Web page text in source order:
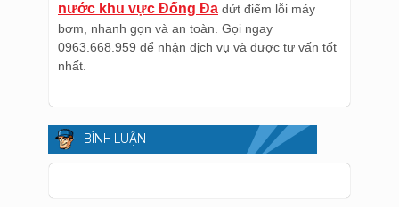
nước khu vực Đống Đa dứt điểm lỗi máy
bơm, nhanh gọn và an toàn. Gọi ngay
0963.668.959 để nhận dịch vụ và được tư vấn tốt
nhất.
BÌNH LUẬN